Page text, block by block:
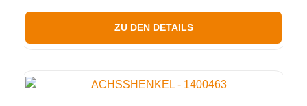
ZU DEN DETAILS